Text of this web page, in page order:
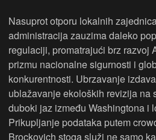
Nasuprot otporu lokalnih
administracija zauzima daleko
regulaciji, promatrajući brz razvoj
prizmu nacionalne sigurnosti i
konkurentnosti. Ubrzavanje
ublažavanje ekoloških revizija na
duboki jaz između Washingtona i
Prikupljanje podataka putem
Brockovich stoga služi ne samo